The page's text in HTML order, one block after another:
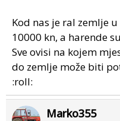
Kod nas je ral zemlje
10000 kn, a harende
Sve ovisi na kojem
do zemlje može biti
:roll:
Marko355